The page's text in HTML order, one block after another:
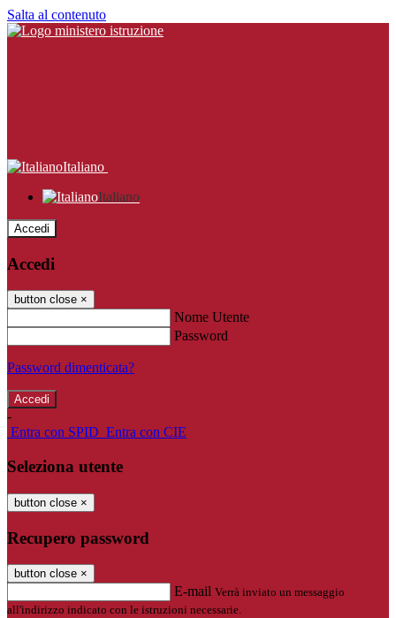
Salta al contenuto
Italiano
Italiano
Accedi
Accedi
button close ×
Nome Utente
Password
Password dimenticata?
-
Entra con SPID Entra con CIE
Seleziona utente
button close ×
Recupero password
button close ×
E-mail Verrà inviato un messaggio
all'indirizzo indicato con le istruzioni necessarie.